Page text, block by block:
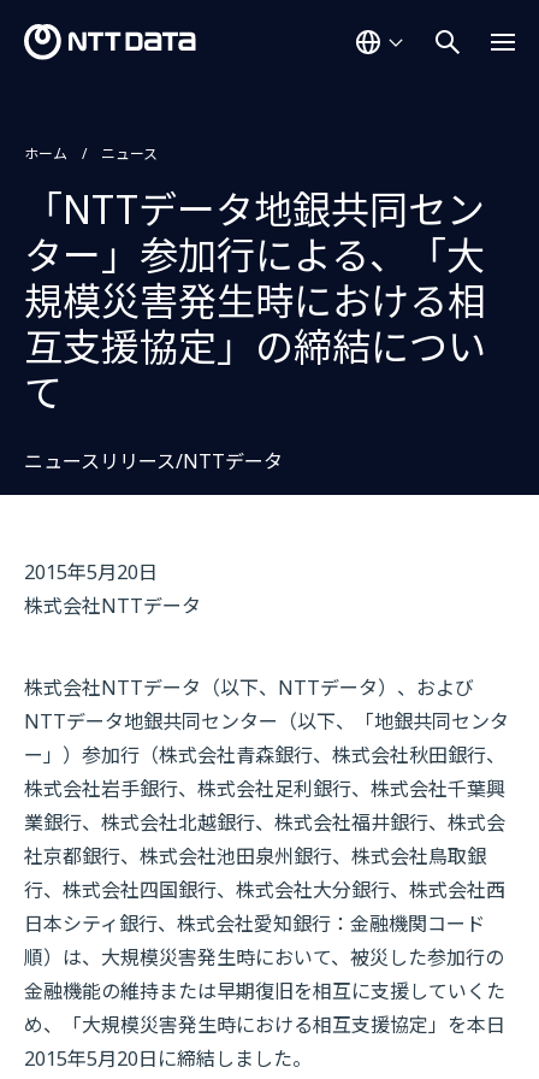
ホーム ニュース
「NTTデータ地銀共同セン
ター」参加行による、「大
規模災害発生時における相
互支援協定」の締結につい
て
ニュースリリース/NTTデータ
2015年5月20日
株式会社NTTデータ
株式会社NTTデータ（以下、NTTデータ）、および
NTTデータ地銀共同センター（以下、「地銀共同センタ
ー」）参加行（株式会社青森銀行、株式会社秋田銀行、
株式会社岩手銀行、株式会社足利銀行、株式会社千葉興
業銀行、株式会社北越銀行、株式会社福井銀行、株式会
社京都銀行、株式会社池田泉州銀行、株式会社鳥取銀
行、株式会社四国銀行、株式会社大分銀行、株式会社西
日本シティ銀行、株式会社愛知銀行：金融機関コード
順）は、大規模災害発生時において、被災した参加行の
金融機能の維持または早期復旧を相互に支援していくた
め、「大規模災害発生時における相互支援協定」を本日
2015年5月20日に締結しました。